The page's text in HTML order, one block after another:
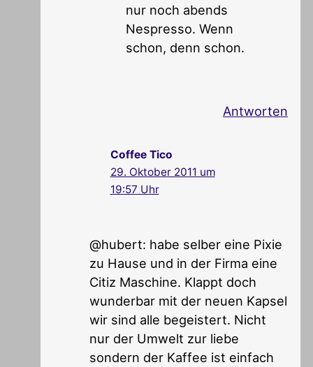
nur noch abends
Nespresso. Wenn
schon, denn schon.
Antworten
Coffee Tico
29. Oktober 2011 um
19:57 Uhr
@hubert: habe selber eine Pixie
zu Hause und in der Firma eine
Citiz Maschine. Klappt doch
wunderbar mit der neuen Kapsel
wir sind alle begeistert. Nicht
nur der Umwelt zur liebe
sondern der Kaffee ist einfach